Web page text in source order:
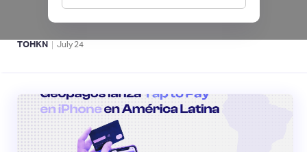
ACTIVOS DIGITALES 👾
TOHKN | July 24